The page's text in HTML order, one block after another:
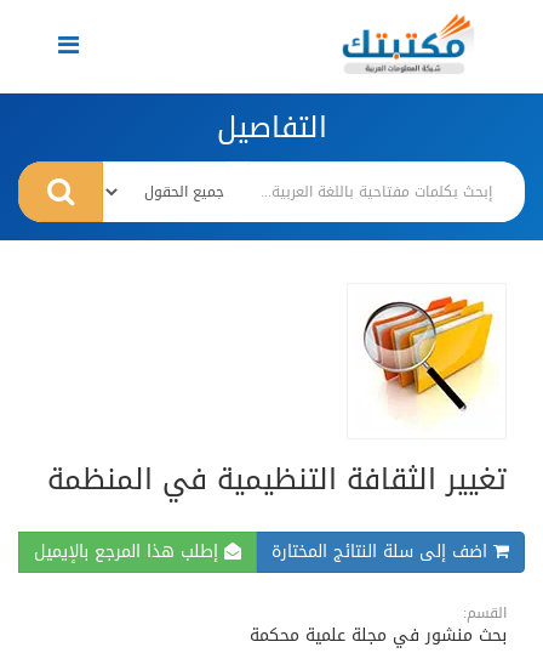
Toggle
navigation
التفاصيل
تغيير الثقافة التنظيمية في المنظمة
اضف إلى سلة النتائج المختارة إطلب هذا المرجع بالإيميل
القسم:
بحث منشور في مجلة علمية محكمة